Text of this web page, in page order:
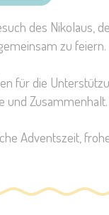
des Nikolaus,
zu feiern.
für die
und Zusammenhalt.
Adventszeit,